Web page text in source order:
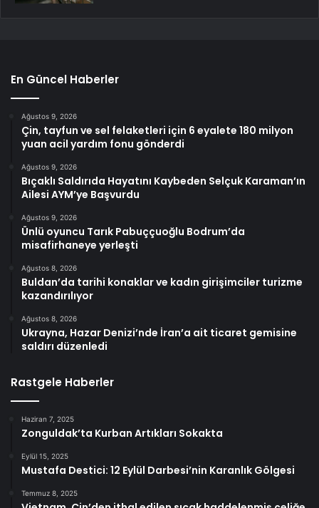
En Güncel Haberler
Ağustos 9, 2026
Çin, tayfun ve sel felaketleri için 6 eyalete 180 milyon
yuan acil yardım fonu gönderdi
Ağustos 9, 2026
Bıçaklı Saldırıda Hayatını Kaybeden Selçuk Karaman’ın
Ailesi AYM’ye Başvurdu
Ağustos 9, 2026
Ünlü oyuncu Tarık Pabuççuoğlu Bodrum’da
misafirhaneye yerleşti
Ağustos 8, 2026
Buldan’da tarihi konaklar ve kadın girişimciler turizme
kazandırılıyor
Ağustos 8, 2026
Ukrayna, Hazar Denizi’nde İran’a ait ticaret gemisine
saldırı düzenledi
Rastgele Haberler
Haziran 7, 2025
Zonguldak’ta Kurban Artıkları Sokakta
Eylül 15, 2025
Mustafa Destici: 12 Eylül Darbesi’nin Karanlık Gölgesi
Temmuz 8, 2025